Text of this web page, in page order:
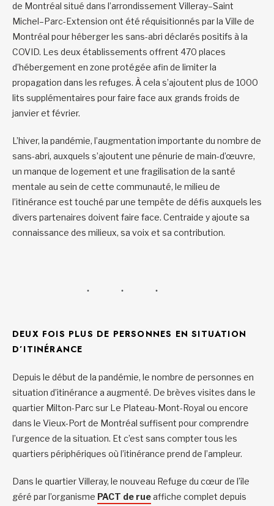
de Montréal situé dans l’arrondissement Villeray–Saint
Michel–Parc-Extension ont été réquisitionnés par la Ville de
Montréal pour héberger les sans-abri déclarés positifs à la
COVID. Les deux établissements offrent 470 places
d’hébergement en zone protégée afin de limiter la
propagation dans les refuges. À cela s’ajoutent plus de 1000
lits supplémentaires pour faire face aux grands froids de
janvier et février.
L’hiver, la pandémie, l’augmentation importante du nombre de
sans-abri, auxquels s’ajoutent une pénurie de main-d’œuvre,
un manque de logement et une fragilisation de la santé
mentale au sein de cette communauté, le milieu de
l’itinérance est touché par une tempête de défis auxquels les
divers partenaires doivent faire face. Centraide y ajoute sa
connaissance des milieux, sa voix et sa contribution.
DEUX FOIS PLUS DE PERSONNES EN SITUATION
D’ITINÉRANCE
Depuis le début de la pandémie, le nombre de personnes en
situation d’itinérance a augmenté. De brèves visites dans le
quartier Milton-Parc sur Le Plateau-Mont-Royal ou encore
dans le Vieux-Port de Montréal suffisent pour comprendre
l’urgence de la situation. Et c’est sans compter tous les
quartiers périphériques où l’itinérance prend de l’ampleur.
Dans le quartier Villeray, le nouveau Refuge du cœur de l’île
géré par l’organisme PACT de rueaffiche complet depuis